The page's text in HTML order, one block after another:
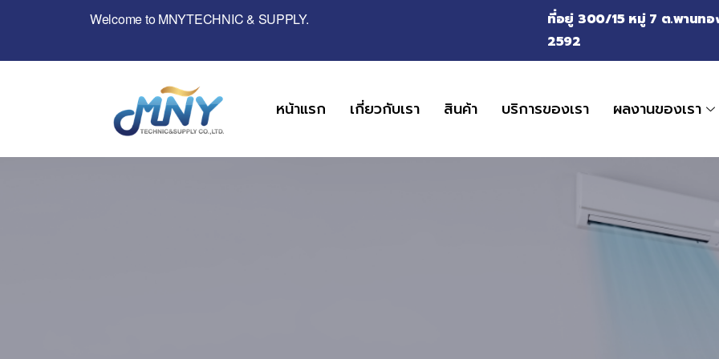
Welcome to MNYTECHNIC & SUPPLY.
ที่อยู่ 300/15 หมู่ 7 ต.พานท
2592
หน้าแรก เกี่ยวกับเรา สินค้า บริการของเรา ผลงานของเรา